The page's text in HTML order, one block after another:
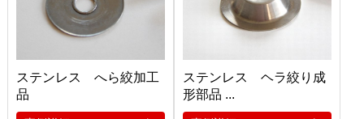
ステンレス へら絞加工
品
ステンレス ヘラ絞り成
形部品 ...